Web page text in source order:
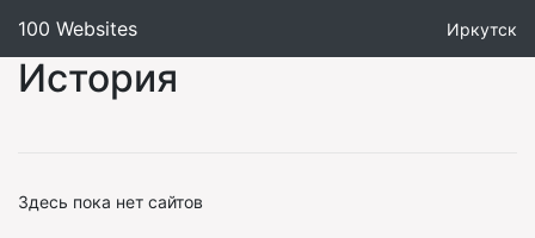
100 Websites Иркутск
История
Здесь пока нет сайтов